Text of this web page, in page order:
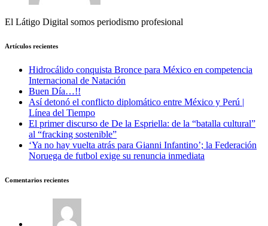
El Látigo Digital somos periodismo profesional
Artículos recientes
Hidrocálido conquista Bronce para México en competencia
Internacional de Natación
Buen Día…!!
Así detonó el conflicto diplomático entre México y Perú |
Línea del Tiempo
El primer discurso de De la Espriella: de la “batalla cultural”
al “fracking sostenible”
‘Ya no hay vuelta atrás para Gianni Infantino’; la Federación
Noruega de futbol exige su renuncia inmediata
Comentarios recientes